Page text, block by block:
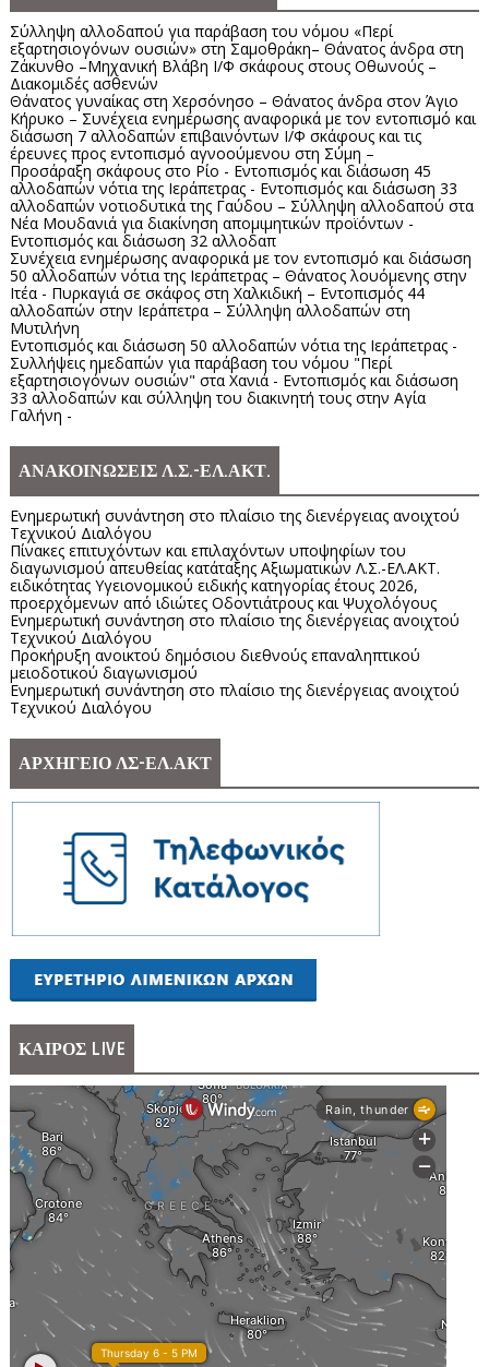
Σύλληψη αλλοδαπού για παράβαση του νόμου «Περί
εξαρτησιογόνων ουσιών» στη Σαμοθράκη– Θάνατος άνδρα στη
Ζάκυνθο –Μηχανική Βλάβη Ι/Φ σκάφους στους Οθωνούς –
Διακομιδές ασθενών
Θάνατος γυναίκας στη Χερσόνησο – Θάνατος άνδρα στον Άγιο
Κήρυκο – Συνέχεια ενημέρωσης αναφορικά με τον εντοπισμό και
διάσωση 7 αλλοδαπών επιβαινόντων Ι/Φ σκάφους και τις
έρευνες προς εντοπισμό αγνοούμενου στη Σύμη –
Προσάραξη σκάφους στο Ρίο - Εντοπισμός και διάσωση 45
αλλοδαπών νότια της Ιεράπετρας - Εντοπισμός και διάσωση 33
αλλοδαπών νοτιοδυτικά της Γαύδου – Σύλληψη αλλοδαπού στα
Νέα Μουδανιά για διακίνηση απομιμητικών προϊόντων -
Εντοπισμός και διάσωση 32 αλλοδαπ
Συνέχεια ενημέρωσης αναφορικά με τον εντοπισμό και διάσωση
50 αλλοδαπών νότια της Ιεράπετρας – Θάνατος λουόμενης στην
Ιτέα - Πυρκαγιά σε σκάφος στη Χαλκιδική – Εντοπισμός 44
αλλοδαπών στην Ιεράπετρα – Σύλληψη αλλοδαπών στη
Μυτιλήνη
Εντοπισμός και διάσωση 50 αλλοδαπών νότια της Ιεράπετρας -
Συλλήψεις ημεδαπών για παράβαση του νόμου "Περί
εξαρτησιογόνων ουσιών" στα Χανιά - Εντοπισμός και διάσωση
33 αλλοδαπών και σύλληψη του διακινητή τους στην Αγία
Γαλήνη -
ΑΝΑΚΟΙΝΩΣΕΙΣ Λ.Σ.-ΕΛ.ΑΚΤ.
Ενημερωτική συνάντηση στο πλαίσιο της διενέργειας ανοιχτού
Τεχνικού Διαλόγου
Πίνακες επιτυχόντων και επιλαχόντων υποψηφίων του
διαγωνισμού απευθείας κατάταξης Αξιωματικών Λ.Σ.-ΕΛ.ΑΚΤ.
ειδικότητας Υγειονομικού ειδικής κατηγορίας έτους 2026,
προερχόμενων από ιδιώτες Οδοντιάτρους και Ψυχολόγους
Ενημερωτική συνάντηση στο πλαίσιο της διενέργειας ανοιχτού
Τεχνικού Διαλόγου
Προκήρυξη ανοικτού δημόσιου διεθνούς επαναληπτικού
μειοδοτικού διαγωνισμού
Ενημερωτική συνάντηση στο πλαίσιο της διενέργειας ανοιχτού
Τεχνικού Διαλόγου
ΑΡΧΗΓΕΙΟ ΛΣ-ΕΛ.ΑΚΤ
ΚΑΙΡΟΣ LIVE